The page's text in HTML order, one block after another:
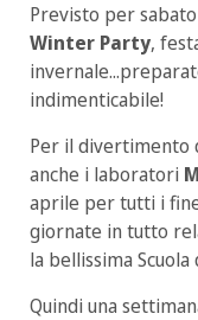
Previsto per
Winter Party,
indimenticabile!
Per il divertimento
anche i laboratori
aprile per tutti i
giornate in tutto
la bellissima
Quindi una